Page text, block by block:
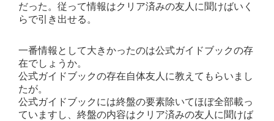
だった。従って情報はクリア済みの友人に聞けばいく
らで引き出せる。
一番情報として大きかったのは公式ガイドブックの存
在でしょうか。
公式ガイドブックの存在自体友人に教えてもらいまし
たが。
公式ガイドブックには終盤の要素除いてほぼ全部載っ
ていますし、終盤の内容はクリア済みの友人に聞けば